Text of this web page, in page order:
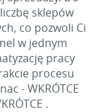
sklepów
co pozwoli Ci
w jednym
pracy
procesu
- WKRÓTCE
.